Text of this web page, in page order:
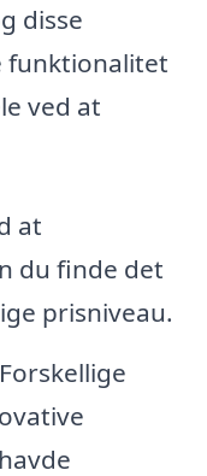
disse
funktionalitet
ved at
at
du finde det
prisniveau.
Forskellige